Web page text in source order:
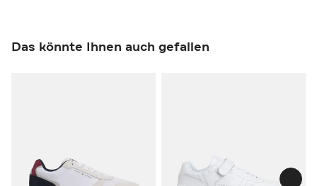
Das könnte Ihnen auch gefallen